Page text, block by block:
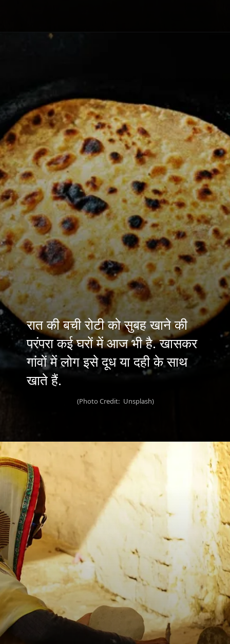
(Photo Credit: Unsplash)
रात की बची रोटी को सुबह खाने की
परंपरा कई घरों में आज भी है. खासकर
गांवों में लोग इसे दूध या दही के साथ